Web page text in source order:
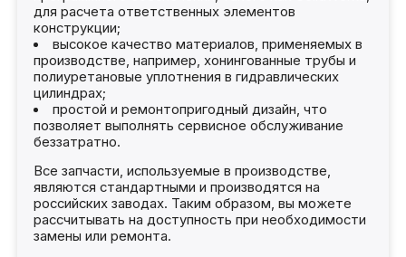
для расчета ответственных элементов
конструкции;
высокое качество материалов, применяемых в
производстве, например, хонингованные трубы и
полиуретановые уплотнения в гидравлических
цилиндрах;
простой и ремонтопригодный дизайн, что
позволяет выполнять сервисное обслуживание
беззатратно.
Все запчасти, используемые в производстве,
являются стандартными и производятся на
российских заводах. Таким образом, вы можете
рассчитывать на доступность при необходимости
замены или ремонта.